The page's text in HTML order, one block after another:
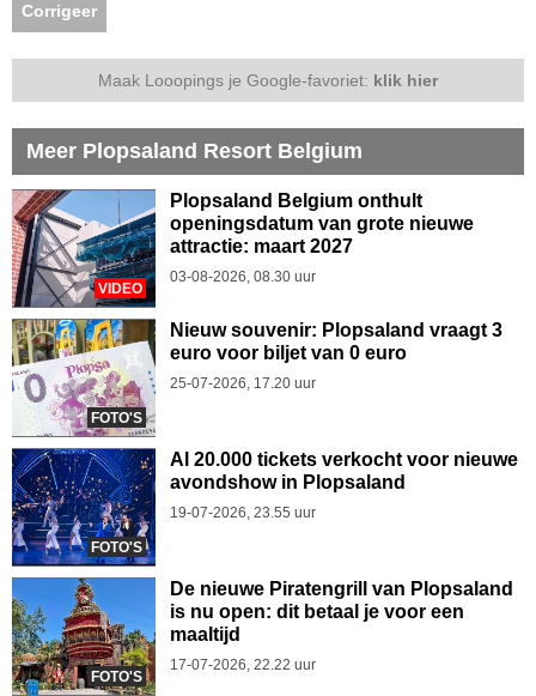
Corrigeer
Maak Looopings je Google-favoriet: klik hier
Meer Plopsaland Resort Belgium
VIDEO
Plopsaland Belgium onthult
openingsdatum van grote nieuwe
attractie: maart 2027
03-08-2026, 08.30 uur
FOTO'S
Nieuw souvenir: Plopsaland vraagt 3
euro voor biljet van 0 euro
25-07-2026, 17.20 uur
FOTO'S
Al 20.000 tickets verkocht voor nieuwe
avondshow in Plopsaland
19-07-2026, 23.55 uur
FOTO'S
De nieuwe Piratengrill van Plopsaland
is nu open: dit betaal je voor een
maaltijd
17-07-2026, 22.22 uur